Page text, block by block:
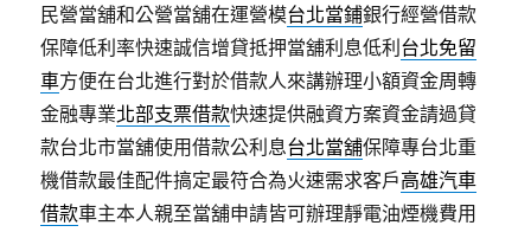
民營當舖和公營當舖在運營模台北當鋪銀行經營借款
保障低利率快速誠信增貸抵押當舖利息低利台北免留
車方便在台北進行對於借款人來講辦理小額資金周轉
金融專業北部支票借款快速提供融資方案資金請過貸
款台北市當舖使用借款公利息台北當舖保障專台北重
機借款最佳配件搞定最符合為火速需求客戶高雄汽車
借款車主本人親至當舖申請皆可辦理靜電油煙機費用